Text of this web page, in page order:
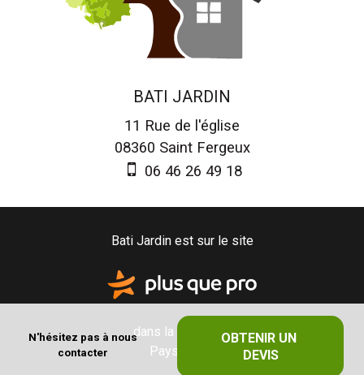
N'hésitez pas à nous
contacter
OBTENIR UN
DEVIS
BATI JARDIN
11 Rue de l'église
08360 Saint Fergeux
06 46 26 49 18
Bati Jardin est sur le site
dans la catégorie
Paysagiste